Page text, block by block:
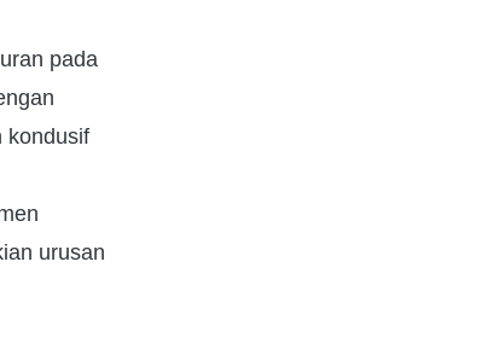
pada
kondusif
urusan